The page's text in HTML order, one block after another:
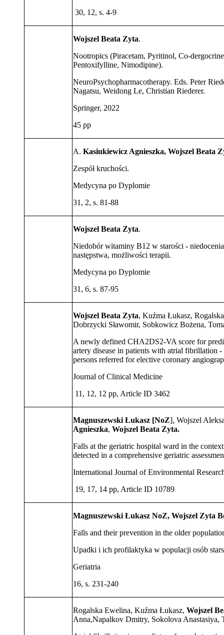
30, 12, s. 4-9
Wojszel Beata Zyta.
Nootropics (Piracetam, Pyritinol, Co-
Pentoxifylline, Nimodipine).
NeuroPsychopharmacotherapy. Eds. Peter
Nagatsu, Weidong Le, Christian Riederer.
Springer, 2022
45 pp
A. Kasiukiewicz Agnieszka, Wojszel Beata
Zespół kruchości.
Medycyna po Dyplomie
31, 2, s. 81-88
Wojszel Beata Zyta.
Niedobór witaminy B12 w starości -
następstwa, możliwości terapii.
Medycyna po Dyplomie
31, 6, s. 87-95
Wojszel Beata Zyta, Kuźma Łukasz,
Dobrzycki Sławomir, Sobkowicz Bożena,
A newly defined CHA2DS2-VA score for
artery disease in patients with atrial fibrillation
persons referred for elective coronary
Journal of Clinical Medicine
11, 12, 12 pp, Article ID 3462
Magnuszewski Łukasz [NoZ], Wojszel
Agnieszka, Wojszel Beata Zyta.
Falls at the geriatric hospital ward in the
detected in a comprehensive geriatric
International Journal of Environmental
19, 17, 14 pp, Article ID 10789
Magnuszewski Łukasz NoZ, Wojszel Zyta
Falls and their prevention in the older
Upadki i ich profilaktyka w populacji osób
Geriatria
16, s. 231-240
Rogalska Ewelina, Kuźma Łukasz, Wojszel
Anna,Napalkov Dmitry, Sokolova Anastasiya,